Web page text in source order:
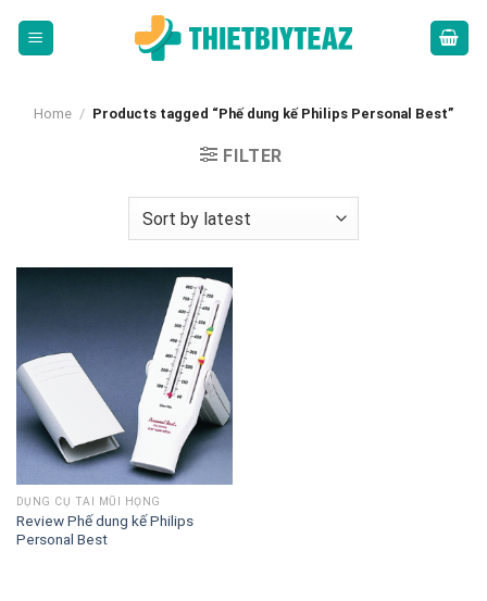
Home / Products tagged “Phế dung kế Philips Personal Best”
FILTER
DỤNG CỤ TAI MŨI HỌNG
Review Phế dung kế Philips
Personal Best